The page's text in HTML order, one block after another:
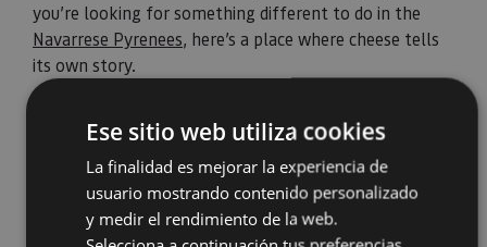
you’re looking for something different to do in the
Navarrese Pyrenees, here’s a place where cheese tells
its own story.
Ese sitio web utiliza cookies
La finalidad es mejorar la experiencia de
usuario mostrando contenido personalizado
y medir el rendimiento de la web.